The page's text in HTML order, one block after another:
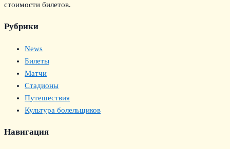
стоимости билетов.
Рубрики
News
Билеты
Матчи
Стадионы
Путешествия
Культура болельщиков
Навигация